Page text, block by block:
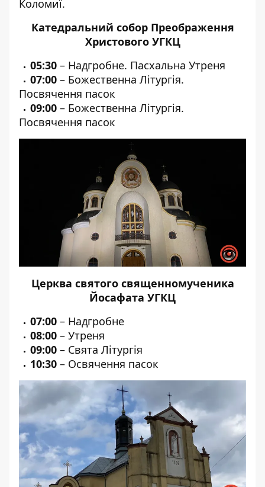
Коломиї.
Катедральний собор Преображення
Христового УГКЦ
05:30 – Надгробне. Пасхальна Утреня
07:00 – Божественна Літургія.
Посвячення пасок
09:00 – Божественна Літургія.
Посвячення пасок
Церква святого священномученика
Йосафата УГКЦ
07:00 – Надгробне
08:00 – Утреня
09:00 – Свята Літургія
10:30 – Освячення пасок